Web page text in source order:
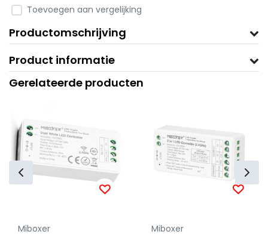
Toevoegen aan vergelijking
Productomschrijving
Product informatie
Gerelateerde producten
Miboxer Miboxer